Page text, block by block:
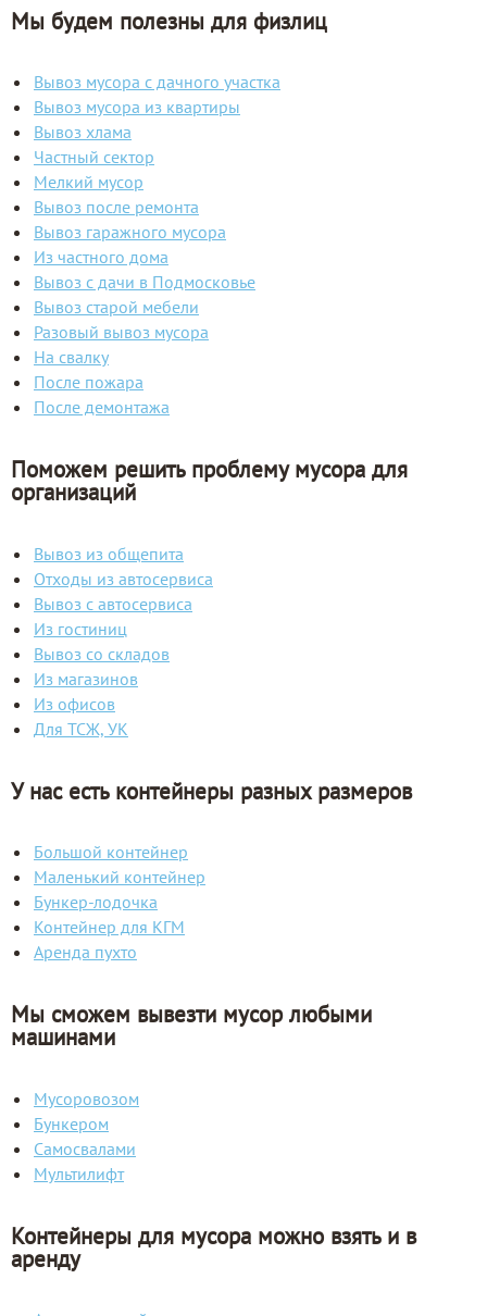
Мы будем полезны для физлиц
Вывоз мусора с дачного участка
Вывоз мусора из квартиры
Вывоз хлама
Частный сектор
Мелкий мусор
Вывоз после ремонта
Вывоз гаражного мусора
Из частного дома
Вывоз с дачи в Подмосковье
Вывоз старой мебели
Разовый вывоз мусора
На свалку
После пожара
После демонтажа
Поможем решить проблему мусора для
организаций
Вывоз из общепита
Отходы из автосервиса
Вывоз с автосервиса
Из гостиниц
Вывоз со складов
Из магазинов
Из офисов
Для ТСЖ, УК
У нас есть контейнеры разных размеров
Большой контейнер
Маленький контейнер
Бункер-лодочка
Контейнер для КГМ
Аренда пухто
Мы сможем вывезти мусор любыми
машинами
Мусоровозом
Бункером
Самосвалами
Мультилифт
Контейнеры для мусора можно взять и в
аренду